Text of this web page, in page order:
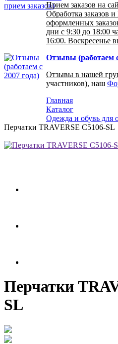
Прием заказов на
Обработка заказов
оформленных
дни с 9:30 до 18:00
16:00. Воскресенье
Отзывы (работаем
Отзывы в нашей
участников), наш
Главная
Каталог
Одежда и обувь для
Перчатки TRAVERSE C5106-SL
Перчатки
SL